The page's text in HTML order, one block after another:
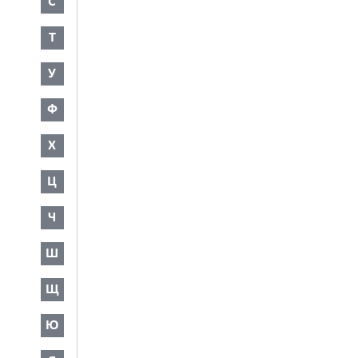
Т
У
Ф
Х
Ц
Ч
Ш
Щ
Ю